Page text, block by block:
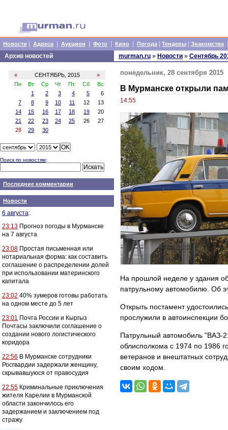
Новости Адреса Аукцион Фото Кино Погода Тендеры Знакомства
Архив новостей
« СЕНТЯБРЬ, 2015
»
Пн
Вт Ср Чт Пт Сб
Вс
1
2 3 4 5
6
7
8 9 10 11 12
13
14
15 16 17 18 19
20
21
22 23 24 25 26
27
28
29 30
Поиск по новостям:
Последние комментарии
Новости
6 августа:
23:13 Прогноз погоды в Мурманске
на 7 августа
23:08 Простая письменная или
нотариальная форма: как составить
соглашение о распределении долей
при использовании материнского
капитала
23:02 40% зумеров готовы работать
на одном месте до 5 лет
23:01 Почта России и Кыргыз
Почтасы заключили соглашение о
создании нового логистического
коридора
22:56 В Мурманске сотрудники
Росгвардии задержали женщину,
скрывавшуюся от правосудия
22:55 Криминальные приключения
жителя Карелии в Мурманской
области закончилось его
задержанием и заключением под
стражу
murman.ru » Новости » Сентябрь
понедельник, 28 сентября 2015
В Мурманске открыли
14:55
На прошлой неделе у здания
патрульному автомобилю. Об
Открыть постамент
прослужили в автоинспекции
Патрульный автомобиль "ВАЗ-
облисполкома с 1974 по 1986
ветеранов и внештатных
своим ходом.